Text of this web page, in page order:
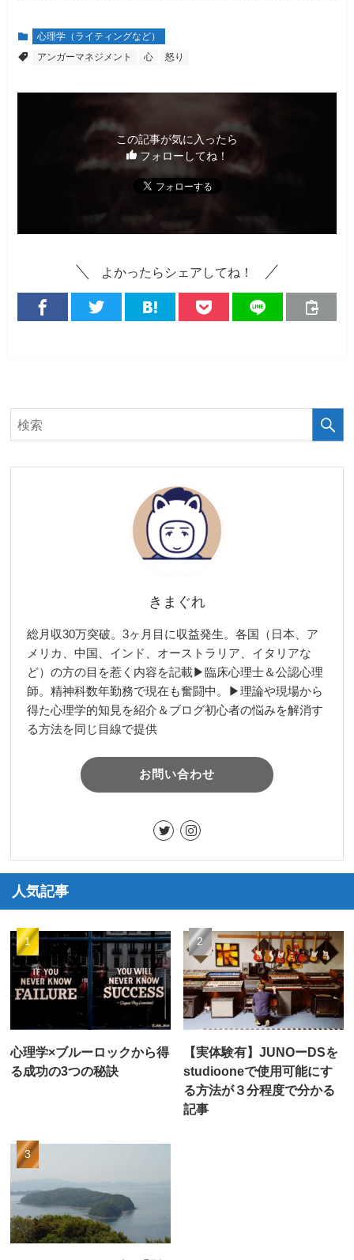
心理学（ライティングなど）
アンガーマネジメント
心 怒り
この記事が気に入ったら
フォローしてね！
よかったらシェアしてね！
きまぐれ
総月収30万突破。3ヶ月目に収益発生。各国（日本、ア
メリカ、中国、インド、オーストラリア、イタリアな
ど）の方の目を惹く内容を記載▶︎臨床心理士＆公認心理
師。精神科数年勤務で現在も奮闘中。▶︎理論や現場から
得た心理学的知見を紹介＆ブログ初心者の悩みを解消す
る方法を同じ目線で提供
お問い合わせ
人気記事
心理学×ブルーロックから得
る成功の3つの秘訣
【実体験有】JUNOーDSを
studiooneで使用可能にす
る方法が３分程度で分かる
記事